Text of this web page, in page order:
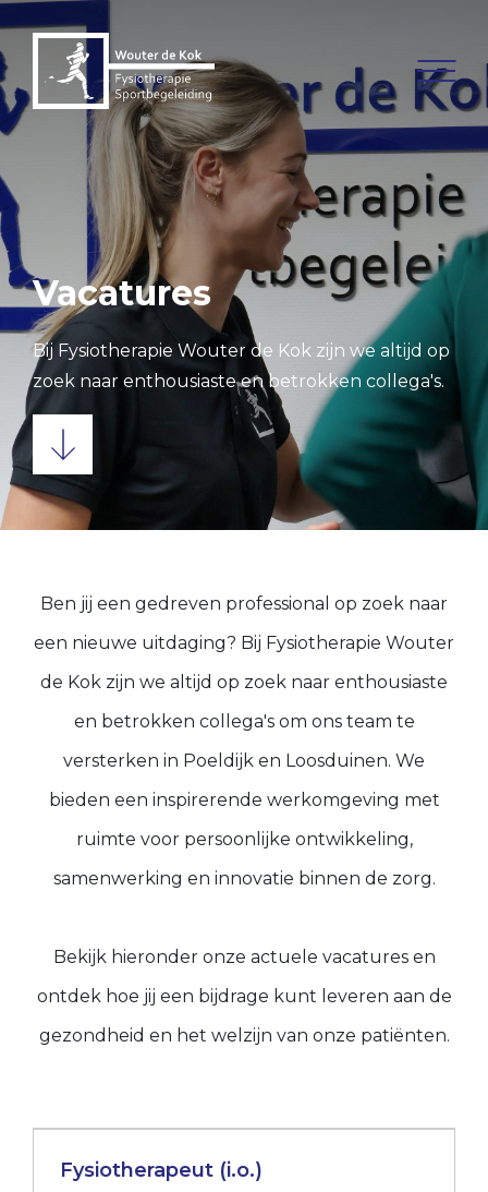
Vacatures
Bij Fysiotherapie Wouter de Kok zijn we altijd op
zoek naar enthousiaste en betrokken collega's.
Ben jij een gedreven professional op zoek naar
een nieuwe uitdaging? Bij Fysiotherapie Wouter
de Kok zijn we altijd op zoek naar enthousiaste
en betrokken collega's om ons team te
versterken in Poeldijk en Loosduinen. We
bieden een inspirerende werkomgeving met
ruimte voor persoonlijke ontwikkeling,
samenwerking en innovatie binnen de zorg.
Bekijk hieronder onze actuele vacatures en
ontdek hoe jij een bijdrage kunt leveren aan de
gezondheid en het welzijn van onze patiënten.
Fysiotherapeut (i.o.)